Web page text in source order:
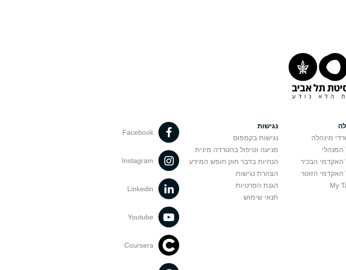
מינהלה
המנהלי
האקדמי הבכיר
האקדמי הזוטר
נגישות
נגישות בקמפוס
מניעה וטיפול בהטרדה מינית
הנחיות בדבר חוק חופש המידע
הצהרת נגישות
הגנת הפרטיות
תנאי שימוש
Facebook
Instagram
Linkedin
Youtube
Coursera